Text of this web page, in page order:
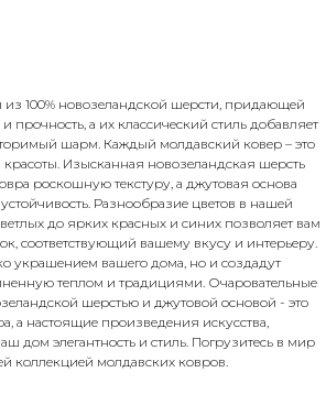
100% новозеландской шерсти, придающей
прочность, а их классический стиль добавляет
шарм. Каждый молдавский ковер – это
Изысканная новозеландская шерсть
роскошную текстуру, а джутовая основа
Разнообразие цветов в нашей
до ярких красных и синих позволяет вам
соответствующий вашему вкусу и интерьеру.
украшением вашего дома, но и создадут
теплом и традициями. Очаровательные
шерстью и джутовой основой - это
а настоящие произведения искусства,
дом элегантность и стиль. Погрузитесь в мир
коллекцией молдавских ковров.